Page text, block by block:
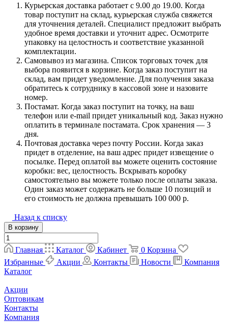
Курьерская доставка работает с 9.00 до 19.00. Когда
товар поступит на склад, курьерская служба свяжется
для уточнения деталей. Специалист предложит выбрать
удобное время доставки и уточнит адрес. Осмотрите
упаковку на целостность и соответствие указанной
комплектации.
Самовывоз из магазина. Список торговых точек для
выбора появится в корзине. Когда заказ поступит на
склад, вам придет уведомление. Для получения заказа
обратитесь к сотруднику в кассовой зоне и назовите
номер.
Постамат. Когда заказ поступит на точку, на ваш
телефон или e-mail придет уникальный код. Заказ нужно
оплатить в терминале постамата. Срок хранения — 3
дня.
Почтовая доставка через почту России. Когда заказ
придет в отделение, на ваш адрес придет извещение о
посылке. Перед оплатой вы можете оценить состояние
коробки: вес, целостность. Вскрывать коробку
самостоятельно вы можете только после оплаты заказа.
Один заказ может содержать не больше 10 позиций и
его стоимость не должна превышать 100 000 р.
Назад к списку
В корзину
Главная Каталог Кабинет 0 Корзина
Избранные
Акции Контакты Новости
Компания
Каталог
Акции
Оптовикам
Контакты
Компания